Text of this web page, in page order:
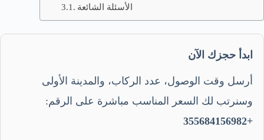
الأسئلة الشائعة
ابدأ حجزك الآن
أرسل وقت الوصول، عدد الركاب، والمدينة الأولى
وسنرتب لك السعر المناسب مباشرة على الرقم:
+355684156982